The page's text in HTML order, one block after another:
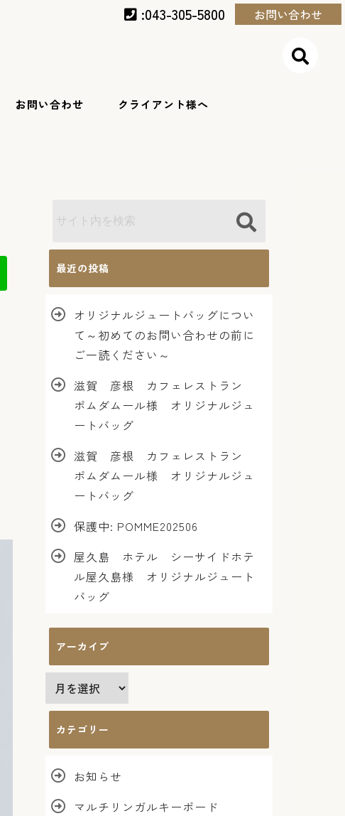
お問い合わせ
:043-305-5800
お問い合わせ クライアント様へ
最近の投稿
オリジナルジュートバッグについ
て～初めてのお問い合わせの前に
ご一読ください～
滋賀 彦根 カフェレストラン
ポムダムール様 オリジナルジュ
ートバッグ
滋賀 彦根 カフェレストラン
ポムダムール様 オリジナルジュ
ートバッグ
保護中: POMME202506
屋久島 ホテル シーサイドホテ
ル屋久島様 オリジナルジュート
バッグ
アーカイブ
ー
カ
ブ
カテゴリー
お知らせ
マルチリンガルキーボード